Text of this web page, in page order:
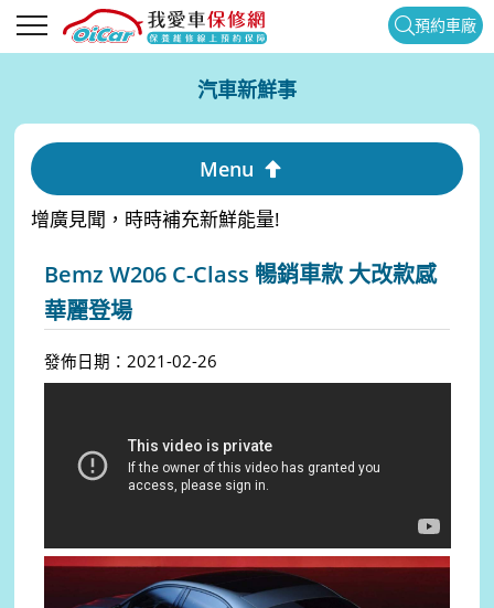
預約車廠
汽車新鮮事
Menu
增廣見聞，時時補充新鮮能量!
Bemz W206 C-Class 暢銷車款 大改款感
華麗登場
發佈日期：2021-02-26